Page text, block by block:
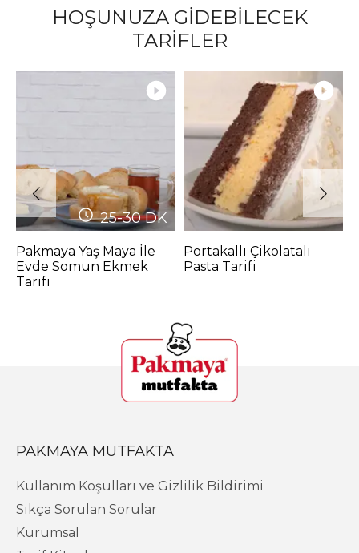
HOŞUNUZA GİDEBİLECEK
TARİFLER
25-30DK
Pakmaya Yaş Maya İle
Evde Somun Ekmek
Tarifi
Portakallı Çikolatalı
Pasta Tarifi
PAKMAYA MUTFAKTA
Kullanım Koşulları ve Gizlilik Bildirimi
Sıkça Sorulan Sorular
Kurumsal